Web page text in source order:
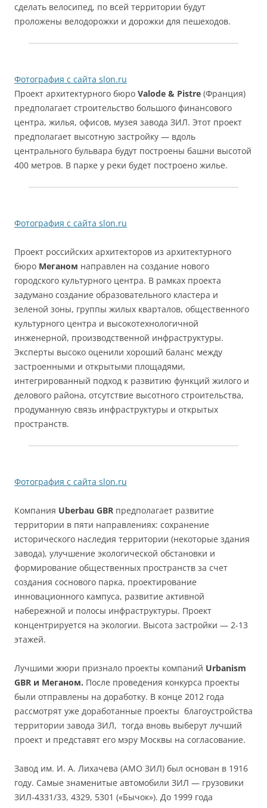
сделать велосипед, по всей территории будут
проложены велодорожки и дорожки для пешеходов.
Фотография с сайта slon.ru
Проект архитектурного бюро Valode & Pistre (Франция)
предполагает строительство большого финансового
центра, жилья, офисов, музея завода ЗИЛ. Этот проект
предполагает высотную застройку — вдоль
центрального бульвара будут построены башни высотой
400 метров. В парке у реки будет построено жилье.
Фотография с сайта slon.ru
Проект российских архитекторов из архитектурного
бюро Меганом направлен на создание нового
городского культурного центра. В рамках проекта
задумано создание образовательного кластера и
зеленой зоны, группы жилых кварталов, общественного
культурного центра и высокотехнологичной
инженерной, производственной инфраструктуры.
Эксперты высоко оценили хороший баланс между
застроенными и открытыми площадями,
интегрированный подход к развитию функций жилого и
делового района, отсутствие высотного строительства,
продуманную связь инфраструктуры и открытых
пространств.
Фотография с сайта slon.ru
Компания Uberbau GBR предполагает развитие
территории в пяти направлениях: сохранение
исторического наследия территории (некоторые здания
завода), улучшение экологической обстановки и
формирование общественных пространств за счет
создания соснового парка, проектирование
инновационного кампуса, развитие активной
набережной и полосы инфраструктуры. Проект
концентрируется на экологии. Высота застройки — 2-13
этажей.
Лучшими жюри признало проекты компаний Urbanism
GBR и Меганом. После проведения конкурса проекты
были отправлены на доработку. В конце 2012 года
рассмотрят уже доработанные проекты благоустройства
территории завода ЗИЛ, тогда вновь выберут лучший
проект и представят его мэру Москвы на согласование.
Завод им. И. А. Лихачева (АМО ЗИЛ) был основан в 1916
году. Самые знаменитые автомобили ЗИЛ — грузовики
ЗИЛ-4331/33, 4329, 5301 («Бычок»). До 1999 года